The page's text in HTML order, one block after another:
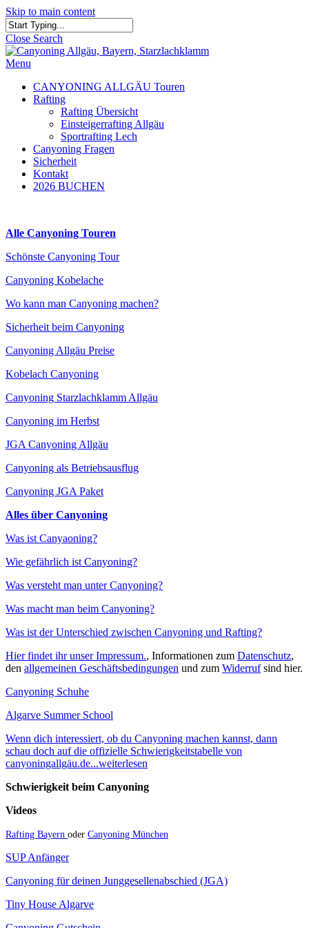
Skip to main content
Close Search
Menu
CANYONING ALLGÄU Touren
Rafting
Rafting Übersicht
Einsteigerrafting Allgäu
Sportrafting Lech
Canyoning Fragen
Sicherheit
Kontakt
2026 BUCHEN
Alle Canyoning Touren
Schönste Canyoning Tour
Canyoning Kobelache
Wo kann man Canyoning machen?
Sicherheit beim Canyoning
Canyoning Allgäu Preise
Kobelach Canyoning
Canyoning Starzlachklamm Allgäu
Canyoning im Herbst
JGA Canyoning Allgäu
Canyoning als Betriebsausflug
Canyoning JGA Paket
Alles über Canyoning
Was ist Canyaoning?
Wie gefährlich ist Canyoning?
Was versteht man unter Canyoning?
Was macht man beim Canyoning?
Was ist der Unterschied zwischen Canyoning und Rafting?
Hier findet ihr unser Impressum., Informationen zum Datenschutz,
den allgemeinen Geschäftsbedingungen und zum Widerrufsind hier.
Canyoning Schuhe
Algarve Summer School
Wenn dich interessiert, ob du Canyoning machen kannst, dann
schau doch auf die offizielle Schwierigkeitstabelle von
canyoningallgäu.de...weiterlesen
Schwierigkeit beim Canyoning
Videos
Rafting Bayern oder Canyoning München
SUP Anfänger
Canyoning für deinen Junggesellenabschied (JGA)
Tiny House Algarve